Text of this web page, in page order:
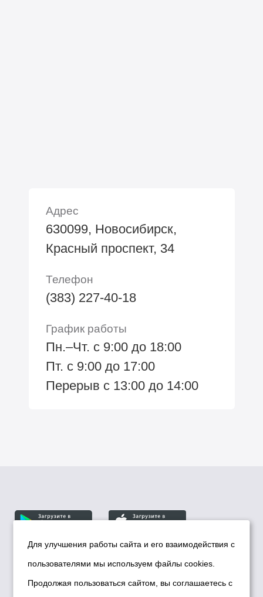
Адрес
630099, Новосибирск,
Красный проспект, 34
Телефон
(383) 227-40-18
График работы
Пн.–Чт. с 9:00 до 18:00
Пт. с 9:00 до 17:00
Перерыв с 13:00 до 14:00
© Департамент информационной политики мэрии
города Новосибирска, 2026
Для улучшения работы сайта и его взаимодействия с
пользователями мы используем файлы cookies.
Продолжая пользоваться сайтом, вы соглашаетесь с